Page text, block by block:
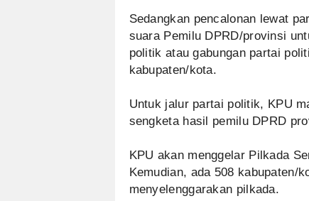
Sedangkan pencalonan lewat
suara Pemilu DPRD/provinsi
politik atau gabungan partai
kabupaten/kota.
Untuk jalur partai politik, KPU
sengketa hasil pemilu DPRD
KPU akan menggelar Pilkada
Kemudian, ada 508 kabupaten/
menyelenggarakan pilkada.